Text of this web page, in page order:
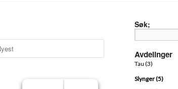
FOOTCORD - Justerbar fotslynge av tau
Søk;
Avdelinger
Tau (3)
Slynger (5)